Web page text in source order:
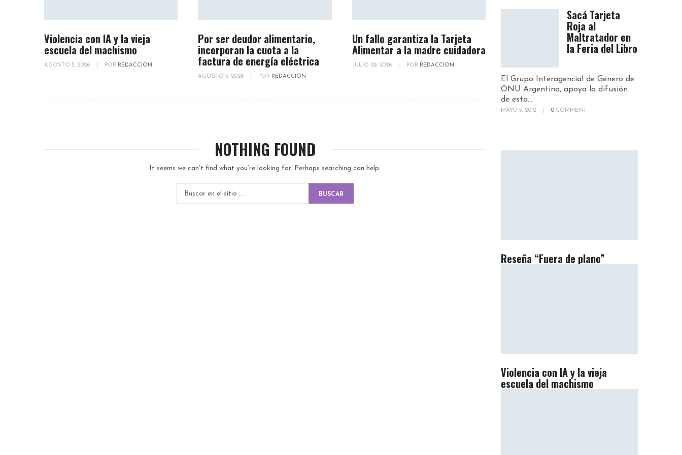
Violencia con IA y la vieja
escuela del machismo
AGOSTO 5, 2026 POR REDACCION
Por ser deudor alimentario,
incorporan la cuota a la
factura de energía eléctrica
AGOSTO 3, 2026 POR REDACCION
Un fallo garantiza la Tarjeta
Alimentar a la madre cuidadora
JULIO 29, 2026 POR REDACCION
NOTHING FOUND
It seems we can’t find what you’re looking for. Perhaps searching can help.
BUSCAR
Sacá Tarjeta
Roja al
Maltratador en
la Feria del Libro
El Grupo Interagencial de Género de
ONU Argentina, apoya la difusión
de esta...
MAYO 5, 2012 0 COMMENT
Reseña “Fuera de plano”
Violencia con IA y la vieja
escuela del machismo